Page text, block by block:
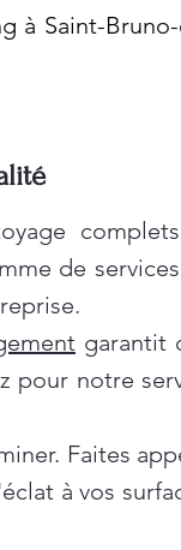
à Saint-
de
garantit
pour notre
Faites
à vos